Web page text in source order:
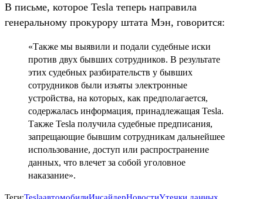
В письме, которое Tesla теперь направила
генеральному прокурору штата Мэн, говорится:
«Также мы выявили и подали судебные иски
против двух бывших сотрудников. В результате
этих судебных разбирательств у бывших
сотрудников были изъяты электронные
устройства, на которых, как предполагается,
содержалась информация, принадлежащая Tesla.
Также Tesla получила судебные предписания,
запрещающие бывшим сотрудникам дальнейшее
использование, доступ или распространение
данных, что влечет за собой уголовное
наказание».
Теги:TeslaавтомобилиИнсайдерНовостиУтечки данных